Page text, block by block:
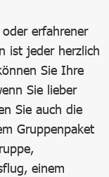
erfahrener
ist jeder herzlich
Sie Ihre
Sie lieber
Sie auch die
Gruppenpaket
einem